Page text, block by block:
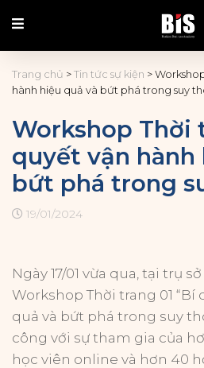
to
content
Trang chủ >Tin tức sự kiện >
hành hiệu quả và bứt phá trong suy
Workshop Thời
quyết vận hành
bứt phá trong
19/01/2024
Ngày 17/01 vừa qua, tại trụ
Workshop Thời trang 01
quả và bứt phá trong suy
công với sự tham gia của
học viên online và hơn 40